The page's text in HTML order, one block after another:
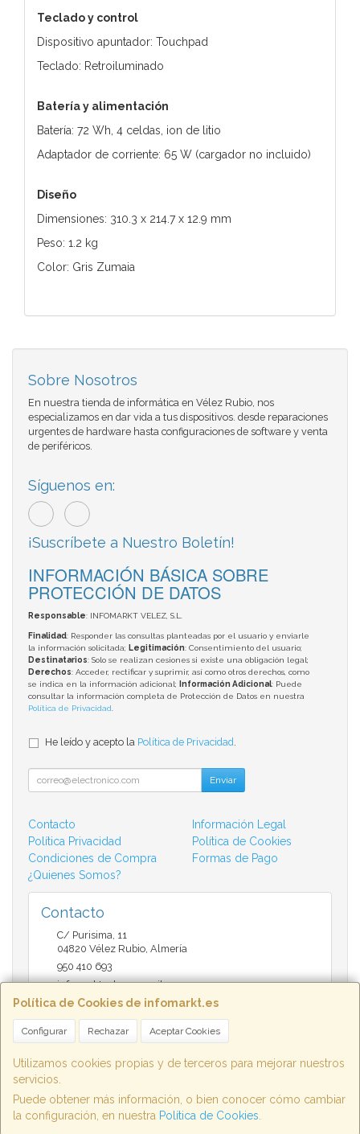
Teclado y control
Dispositivo apuntador: Touchpad
Teclado: Retroiluminado
Batería y alimentación
Batería: 72 Wh, 4 celdas, ion de litio
Adaptador de corriente: 65 W (cargador no incluido)
Diseño
Dimensiones: 310.3 x 214.7 x 12.9 mm
Peso: 1.2 kg
Color: Gris Zumaia
Política de Cookies de infomarkt.es
Configurar Rechazar Aceptar Cookies
Utilizamos cookies propias y de terceros para mejorar nuestros
servicios.
Puede obtener más información, o bien conocer cómo cambiar
la configuración, en nuestra Política de Cookies
Sobre Nosotros
En nuestra tienda de informática en Vélez Rubio, nos
especializamos en dar vida a tus dispositivos. desde reparaciones
urgentes de hardware hasta configuraciones de software y venta
de periféricos.
Síguenos en:
¡Suscríbete a Nuestro Boletín!
INFORMACIÓN BÁSICA SOBRE
PROTECCIÓN DE DATOS
Responsable: INFOMARKT VELEZ, S.L.
Finalidad: Responder las consultas planteadas por el usuario y enviarle
la información solicitada; Legitimación: Consentimiento del usuario;
Destinatarios: Solo se realizan cesiones si existe una obligación legal;
Derechos: Acceder, rectificar y suprimir, así como otros derechos, como
se indica en la información adicional;
Información Adicional: Puede
consultar la información completa de Protección de Datos en nuestra
Política de Privacidad
He leído y acepto la Política de Privacidad
Enviar
Contacto
Información Legal
Política Privacidad
Política de Cookies
Condiciones de Compra
Formas de Pago
¿Quienes Somos?
Contacto
C/ Purisima, 11
04820 Vélez Rubio Almería
950 410 693
infomarktvelez@gmail.com
Horario
9:30 a 14:00 y de 17:00 a 20:30
, , , , España. - C.I.F.: B04802658 - Tfno: